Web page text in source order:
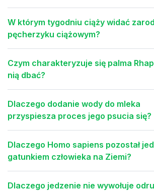
W którym tygodniu ciąży widać
pęcherzyku ciążowym?
Czym charakteryzuje się palma
nią dbać?
Dlaczego dodanie wody do mleka
przyspiesza proces jego psucia się?
Dlaczego Homo sapiens pozostał
gatunkiem człowieka na Ziemi?
Dlaczego jedzenie nie wywołuje